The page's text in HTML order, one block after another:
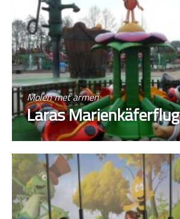
Molen met armen
Laras Marienkäferflug